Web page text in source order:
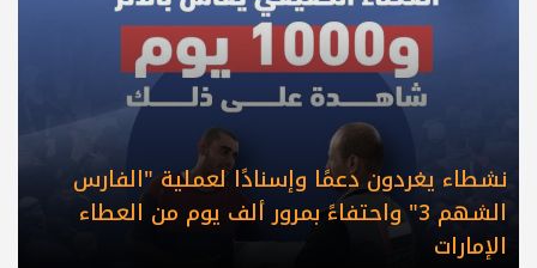
نشطاء يغردون دعمًا وإسنادًا لعملية "الفارس
الشهم 3" واحتفاءً بمرور ألف يوم من العطاء
الإمارات